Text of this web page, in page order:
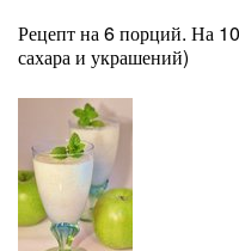
Рецепт на 6 порций. На
сахара и украшений)